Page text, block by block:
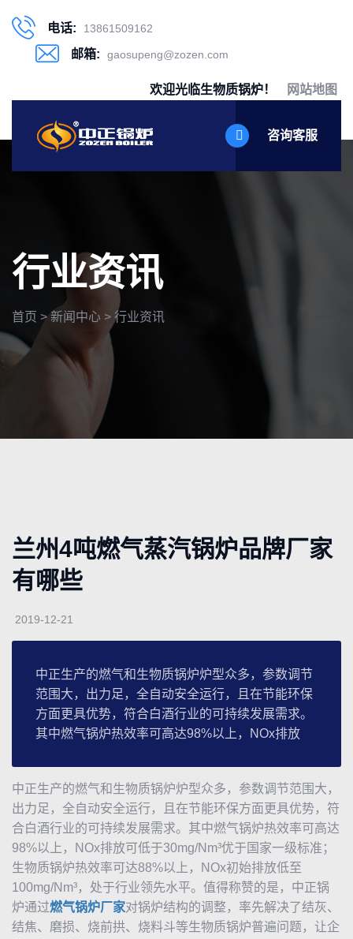
电话: 13861509162
邮箱: gaosupeng@zozen.com
欢迎光临生物质锅炉！ 网站地图
咨询客服
行业资讯
首页 >新闻中心 > 行业资讯
兰州4吨燃气蒸汽锅炉品牌厂家
有哪些
2019-12-21
中正生产的燃气和生物质锅炉炉型众多，参数调节
范围大，出力足，全自动安全运行，且在节能环保
方面更具优势，符合白酒行业的可持续发展需求。
其中燃气锅炉热效率可高达98%以上，NOx排放
中正生产的燃气和 生物质锅炉炉型众多，参数调节范围大，
出力足，全自动安全运行，且在节能环保方面更具优势，符
合白酒行业的可持续发展需求。其中燃气锅炉热效率可高达
98%以上，NOx排放可低于30mg/Nm³优于国家一级标准；
生物质锅炉热效率可达88%以上，NOx初始排放低至
100mg/Nm³，处于行业领先水平。值得称赞的是， 中正锅
炉通过燃气锅炉厂家对锅炉结构的调整，率先解决了结灰、
结焦、磨损、烧前拱、烧料斗等生物质锅炉普遍问题，让企